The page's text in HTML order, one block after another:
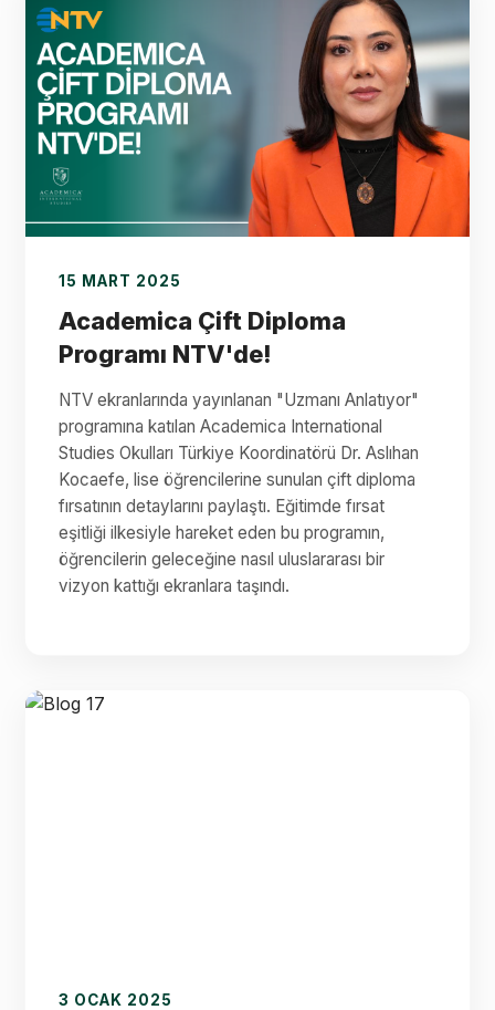
15 MART 2025
Academica Çift Diploma
Programı NTV'de!
NTV ekranlarında yayınlanan "Uzmanı Anlatıyor"
programına katılan Academica International
Studies Okulları Türkiye Koordinatörü Dr. Aslıhan
Kocaefe, lise öğrencilerine sunulan çift diploma
fırsatının detaylarını paylaştı. Eğitimde fırsat
eşitliği ilkesiyle hareket eden bu programın,
öğrencilerin geleceğine nasıl uluslararası bir
vizyon kattığı ekranlara taşındı.
3 OCAK 2025